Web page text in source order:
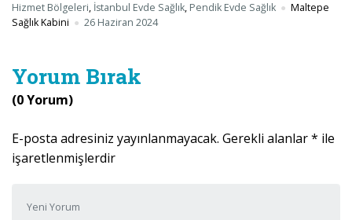
Hizmet Bölgeleri, İstanbul Evde Sağlık, Pendik Evde Sağlık
Maltepe
Sağlık Kabini
26 Haziran 2024
Yorum Bırak
(0 Yorum)
E-posta adresiniz yayınlanmayacak. Gerekli alanlar* ile
işaretlenmişlerdir